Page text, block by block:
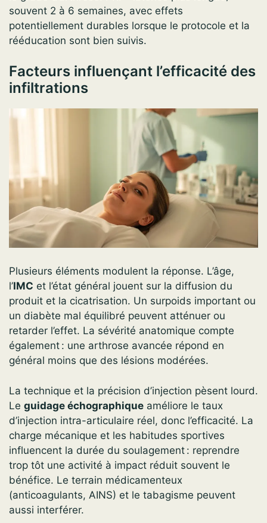
souvent 2 à 6 semaines, avec effets
potentiellement durables lorsque le protocole et la
rééducation sont bien suivis.
Facteurs influençant l’efficacité des
infiltrations
Plusieurs éléments modulent la réponse. L’âge,
l’IMC et l’état général jouent sur la diffusion du
produit et la cicatrisation. Un surpoids important ou
un diabète mal équilibré peuvent atténuer ou
retarder l’effet. La sévérité anatomique compte
également : une arthrose avancée répond en
général moins que des lésions modérées.
La technique et la précision d’injection pèsent lourd.
Le guidage échographique améliore le taux
d’injection intra-articulaire réel, donc l’efficacité. La
charge mécanique et les habitudes sportives
influencent la durée du soulagement : reprendre
trop tôt une activité à impact réduit souvent le
bénéfice. Le terrain médicamenteux
(anticoagulants, AINS) et le tabagisme peuvent
aussi interférer.